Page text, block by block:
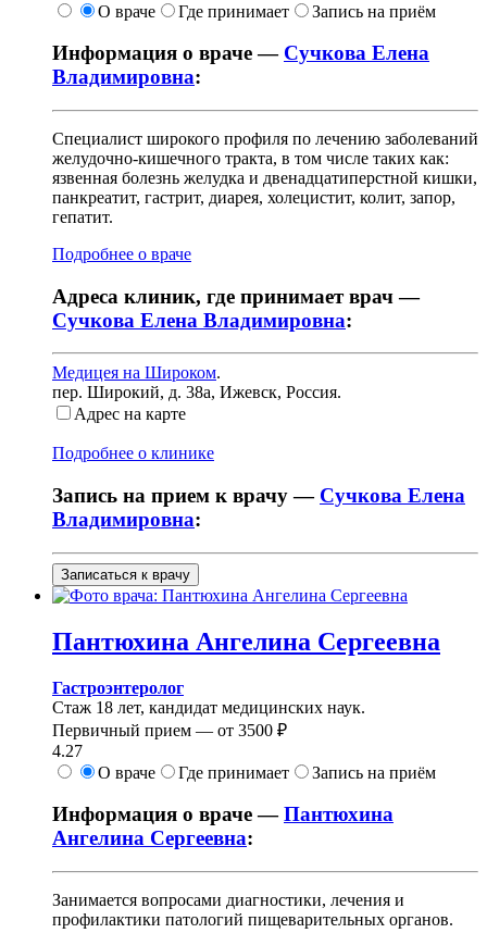
О враче
Где принимает Запись на приём
Информация о враче — Сучкова Елена
Владимировна:
Специалист широкого профиля по лечению заболеваний
желудочно-кишечного тракта, в том числе таких как:
язвенная болезнь желудка и двенадцатиперстной кишки,
панкреатит, гастрит, диарея, холецистит, колит, запор,
гепатит.
Подробнее о враче
Адреса клиник, где принимает врач —
Сучкова Елена Владимировна:
Медицея на Широком.
пер. Широкий, д. 38а, Ижевск, Россия.
Адрес на карте
Подробнее о клинике
Запись на прием к врачу — Сучкова Елена
Владимировна:
Записаться к врачу
Пантюхина Ангелина Сергеевна
Гастроэнтеролог
Стаж 18 лет, кандидат медицинских наук.
Первичный прием — от 3500 ₽
4.27
О враче
Где принимает Запись на приём
Информация о враче —Пантюхина
Ангелина Сергеевна:
Занимается вопросами диагностики, лечения и
профилактики патологий пищеварительных органов.